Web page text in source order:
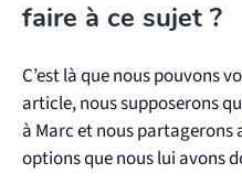
faire à ce sujet ?
C’est là que nous pouvons
article, nous supposerons
à Marc et nous partagerons
options que nous lui avons